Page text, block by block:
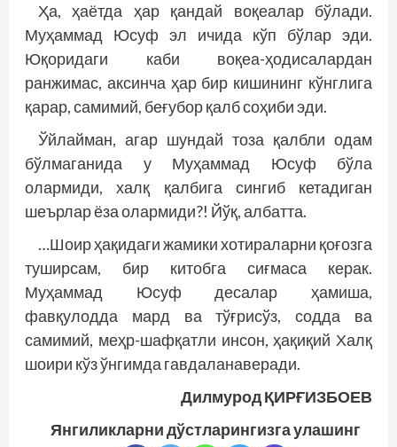
Ҳа, ҳаётда ҳар қандай воқеалар бўлади.
Муҳаммад Юсуф эл ичида кўп бўлар эди.
Юқоридаги каби воқеа-ҳодисалардан
ранжимас, аксинча ҳар бир кишининг кўнглига
қарар, самимий, беғубор қалб соҳиби эди.
Ўйлайман, агар шундай тоза қалбли одам
бўлмаганида у Муҳаммад Юсуф бўла
олармиди, халқ қалбига сингиб кетадиган
шеърлар ёза олармиди?! Йўқ, албатта.
…Шоир ҳақидаги жамики хотираларни қоғозга
туширсам, бир китобга сиғмаса керак.
Муҳаммад Юсуф десалар ҳамиша,
фавқулодда мард ва тўғрисўз, содда ва
самимий, меҳр-шафқатли инсон, ҳақиқий Халқ
шоири кўз ўнгимда гавдаланаверади.
Дилмурод ҚИРҒИЗБОЕВ
Янгиликларни дўстларингизга улашинг